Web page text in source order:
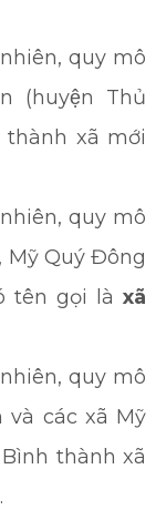
quy mô
(huyện Thủ
thành xã mới
quy mô
Mỹ Quý Đông
tên gọi làxã
quy mô
các xã Mỹ
thành xã
.